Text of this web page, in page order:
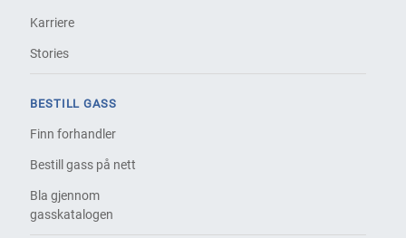
Karriere
Stories
BESTILL GASS
Finn forhandler
Bestill gass på nett
Bla gjennom
gasskatalogen